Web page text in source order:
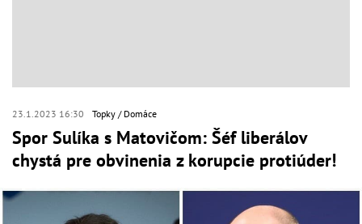
23.1.2023 16:30 Topky Domáce
Spor Sulíka s Matovičom: Šéf liberálov
chystá pre obvinenia z korupcie protiúder!